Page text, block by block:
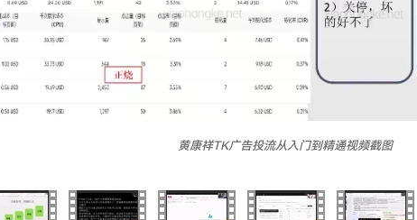
黄康祥TK广告投流从入门到精通视频截图